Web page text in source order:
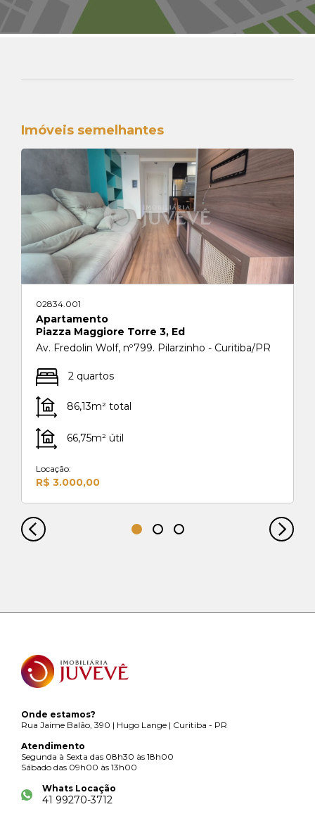
Imóveis semelhantes
02834.001
Apartamento
Piazza Maggiore Torre 3, Ed
Av. Fredolin Wolf, nº799. Pilarzinho - Curitiba/PR
2 quartos
86,13m² total
66,75m² útil
Locação:
R$ 3.000,00
Onde estamos?
Rua Jaime Balão, 390 | Hugo Lange | Curitiba - PR
Atendimento
Segunda à Sexta das 08h30 às 18h00
Sábado das 09h00 às 13h00
Whats Locação
41 99270-3712